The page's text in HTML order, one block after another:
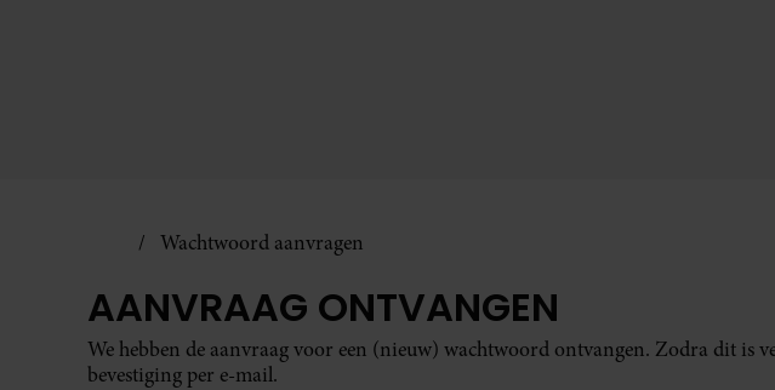
Wachtwoord aanvragen
AANVRAAG ONTVANGEN
We hebben de aanvraag voor een (nieuw) wachtwoord ontvangen. Zodra dit is
bevestiging per e-mail.